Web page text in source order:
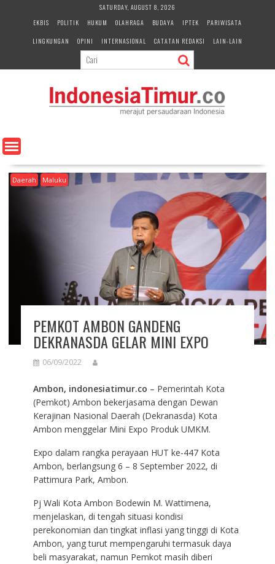
e
n
SATURDAY, AUGUST 8, 2026
EKBIS
POLITIK HUKUM OLAHRAGA BUDAYA IPTEK
PARIWISATA
LINGKUNGAN
OPINI INTERNASIONAL CATATAN REDAKSI LAIN-LAIN
Daerah Maluku
PEMKOT AMBON GANDENG
DEKRANASDA GELAR MINI EXPO
06/09/2022
Ambon, indonesiatimur.co – Pemerintah Kota
(Pemkot) Ambon bekerjasama dengan Dewan
Kerajinan Nasional Daerah (Dekranasda) Kota
Ambon menggelar Mini Expo Produk UMKM.
Expo dalam rangka perayaan HUT ke-447 Kota
Ambon, berlangsung 6 – 8 September 2022, di
Pattimura Park, Ambon.
Pj Wali Kota Ambon Bodewin M. Wattimena,
menjelaskan, di tengah situasi kondisi
perekonomian dan tingkat inflasi yang tinggi di Kota
Ambon, yang turut mempengaruhi termasuk daya
beli masyarakat, namun Pemkot masih diberi